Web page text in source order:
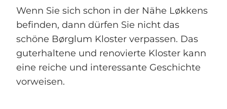
Wenn Sie sich schon in der Nähe Løkkens
befinden, dann dürfen Sie nicht das
schöne Børglum Kloster verpassen. Das
guterhaltene und renovierte Kloster kann
eine reiche und interessante Geschichte
vorweisen.